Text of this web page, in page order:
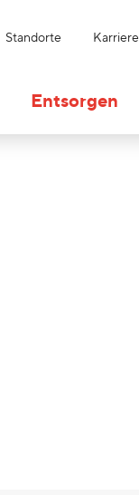
Standorte Karriere
Entsorgen